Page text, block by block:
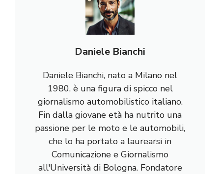
Daniele Bianchi
Daniele Bianchi, nato a Milano nel
1980, è una figura di spicco nel
giornalismo automobilistico italiano.
Fin dalla giovane età ha nutrito una
passione per le moto e le automobili,
che lo ha portato a laurearsi in
Comunicazione e Giornalismo
all'Università di Bologna. Fondatore